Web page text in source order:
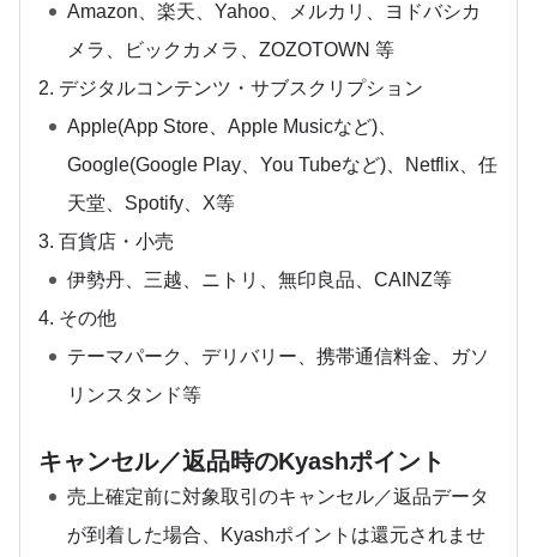
Amazon、楽天、Yahoo、メルカリ、ヨドバシカ
メラ、ビックカメラ、ZOZOTOWN 等
2. デジタルコンテンツ・サブスクリプション
Apple(App Store、Apple Musicなど)、
Google(Google Play、You Tubeなど)、Netflix、任
天堂、Spotify、X等
3. 百貨店・小売
伊勢丹、三越、ニトリ、無印良品、CAINZ等
4. その他
テーマパーク、デリバリー、携帯通信料金、ガソ
リンスタンド等
キャンセル／返品時のKyashポイント
売上確定前に対象取引のキャンセル／返品データ
が到着した場合、Kyashポイントは還元されませ